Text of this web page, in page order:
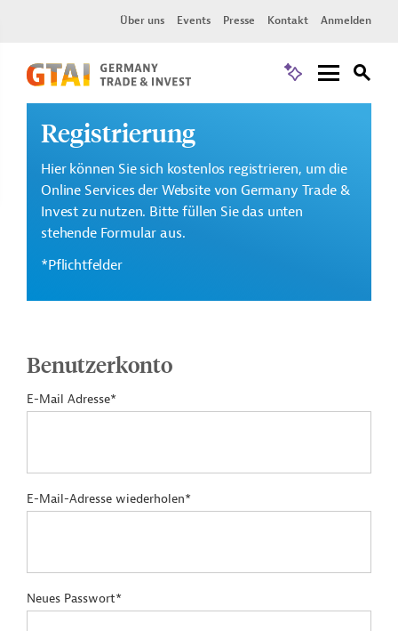
Über uns Events Presse Kontakt Anmelden
Registrierung
Hier können Sie sich kostenlos registrieren, um die
Online Services der Website von Germany Trade &
Invest zu nutzen. Bitte füllen Sie das unten
stehende Formular aus.
*Pflichtfelder
Benutzerkonto
E-Mail Adresse*
E-Mail-Adresse wiederholen*
Neues Passwort*